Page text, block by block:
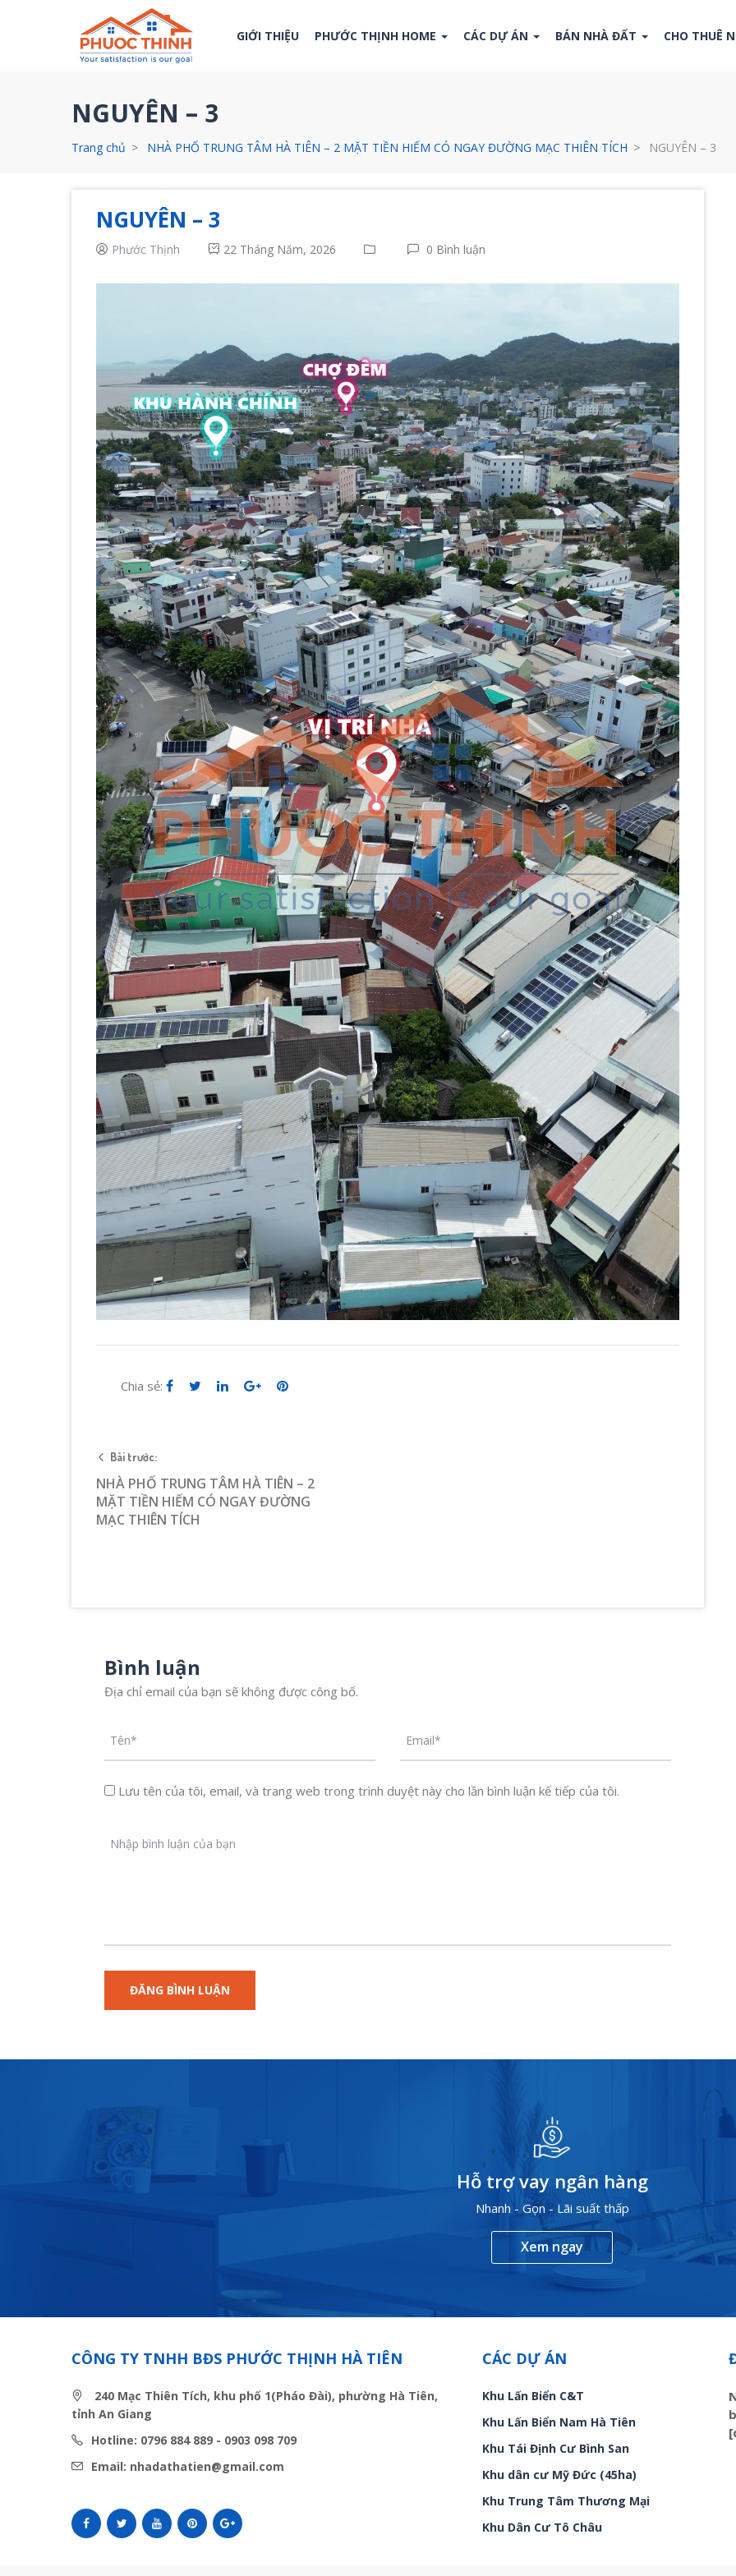
GIỚI THIỆU PHƯỚC THỊNH HOME CÁC DỰ ÁN BÁN NHÀ ĐẤT CHO THUÊ
NGUYÊN – 3
Trang chủ NHÀ PHỐ TRUNG TÂM HÀ TIÊN – 2 MẶT TIỀN HIẾM CÓ NGAY ĐƯỜNG MẠC THIÊN TÍCH NGUYÊN – 3
NGUYÊN – 3
Phước Thịnh 22 Tháng Năm, 2026 0 Bình luận
Chia sẻ:
Bài trước:
NHÀ PHỐ TRUNG TÂM HÀ TIÊN – 2
MẶT TIỀN HIẾM CÓ NGAY ĐƯỜNG
MẠC THIÊN TÍCH
Bình luận
Địa chỉ email của bạn sẽ không được công bố.
Lưu tên của tôi, email, và trang web trong trình duyệt này cho lần bình luận kế tiếp của tôi.
Hỗ trợ vay ngân hàng
Nhanh - Gọn - Lãi suất thấp
Xem ngay
CÔNG TY TNHH BĐS PHƯỚC THỊNH HÀ TIÊN
240 Mạc Thiên Tích, khu phố 1(Pháo Đài), phường Hà Tiên,
tỉnh An Giang
Hotline: 0796 884 889 - 0903 098 709
Email: nhadathatien@gmail.com
CÁC DỰ ÁN
Khu Lấn Biển C&T
Khu Lấn Biển Nam Hà Tiên
Khu Tái Định Cư Bình San
Khu dân cư Mỹ Đức (45ha)
Khu Trung Tâm Thương Mại
Khu Dân Cư Tô Châu